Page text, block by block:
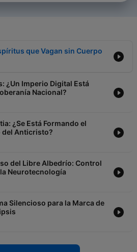
que Vagan sin Cuerpo
¿Un Imperio Digital Está
Nacional?
¿Se Está Formando el
del Anticristo?
del Libre Albedrío: Control
Neurotecnología
Silencioso para la Marca de